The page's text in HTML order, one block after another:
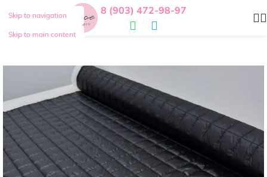
Skip to navigation
Skip to main content
8 (903) 472-98-97